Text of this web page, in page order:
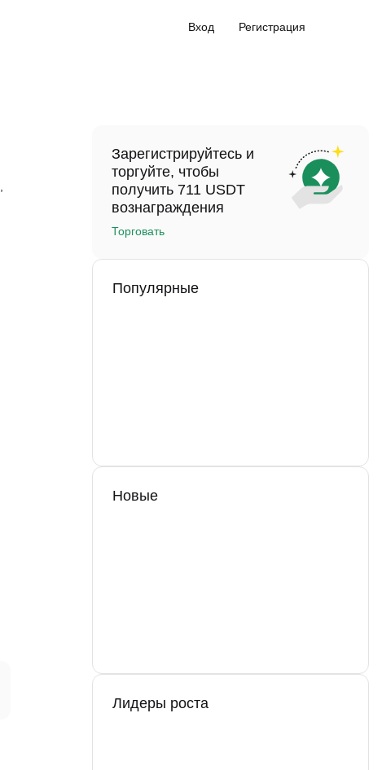
Вход Регистрация
Зарегистрируйтесь и
торгуйте, чтобы
получить 711 USDT
вознаграждения
Торговать
Популярные
Новые
Лидеры роста